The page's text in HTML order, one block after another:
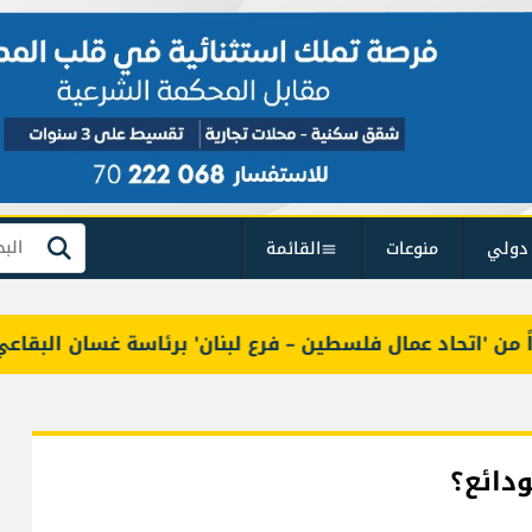
منوعات القائمة بحث
عمال فلسطين – فرع لبنان' برئاسة غسان البقاعي